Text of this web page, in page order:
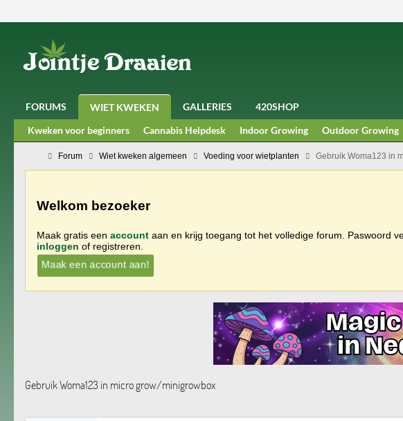
FORUMS WIET KWEKEN GALLERIES
420SHOP
Kweken voor beginners
Cannabis Helpdesk Indoor Growing Outdoor Growing
Forum Wiet kweken algemeen Voeding voor wietplanten Gebruik Woma123 in
Welkom bezoeker
Maak gratis een account aan en krijg toegang tot het volledige forum. Paswoord
inloggen of registreren.
Maak een account aan!
Gebruik Woma123 in micro grow/minigrowbox